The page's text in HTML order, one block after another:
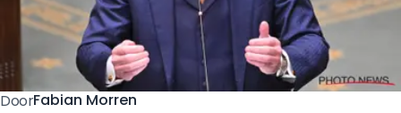
DoorFabian Morren